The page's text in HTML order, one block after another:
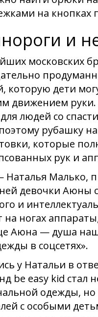
на кнопках
и
московских
которую дети
движением
людей со
рубашку
которые
рук и
Наталья Малько,
девочки Аюны
и
ногах
Аюна — душа
в соцсетях».
у Натальи в
be easy kid стал
одежды,
с особыми